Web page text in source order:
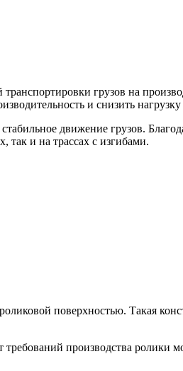
грузов на
и снизить
движение грузов.
так и на трассах с изгибами.
поверхностью. Такая
производства ролики